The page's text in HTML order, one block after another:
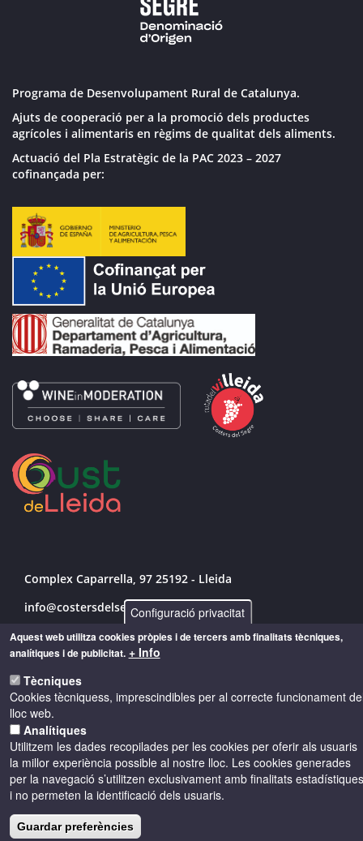
Programa de Desenvolupament Rural de Catalunya.
Ajuts de cooperació per a la promoció dels productes
agrícoles i alimentaris en règims de qualitat dels aliments.
Actuació del Pla Estratègic de la PAC 2023 – 2027
cofinançada per:
Complex Caparrella, 97 25192 - Lleida
info@costersdelsegre.es
973 264 583
© Copyright 2026 - Drets reservats
Accessibilitat Avís legal Cookies
Política de privacitat
Configuració privacitat
Aquest web utilitza cookies pròpies i de tercers amb finalitats tècniques,
analítiques i de publicitat. + Info
Tècniques
Cookies tècniquess, imprescindibles per al correcte funcionament
lloc web.
Analítiques
Utilitzem les dades recopilades per les cookies per oferir als usuaris
la millor experiència possible al nostre lloc. Les cookies generades
per la navegació s’utilitzen exclusivament amb finalitats estadístiques
i no permeten la identificació dels usuaris.
Guardar preferències